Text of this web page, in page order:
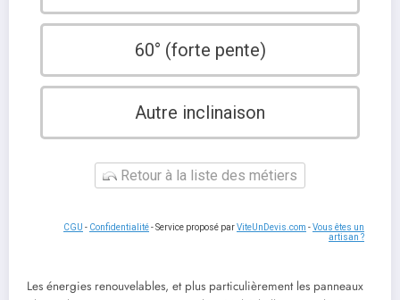
60° (forte pente)
Autre inclinaison
Retour à la liste des métiers
CGU - Confidentialité- Service proposé parViteUnDevis.com -Vous êtes un
artisan ?
Les énergies renouvelables, et plus particulièrement les panneaux